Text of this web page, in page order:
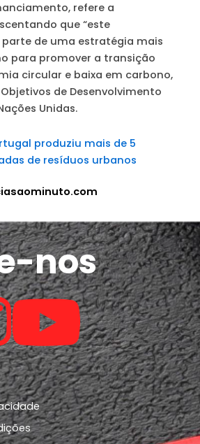
refere a
que “este
de uma estratégia mais
para promover a transição
circular e baixa em carbono,
de Desenvolvimento
Unidas.
produziu mais de 5
de resíduos urbanos
nos